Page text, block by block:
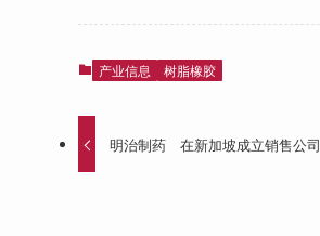
产业信息 树脂橡胶
明治制药 在新加坡成立销售公司